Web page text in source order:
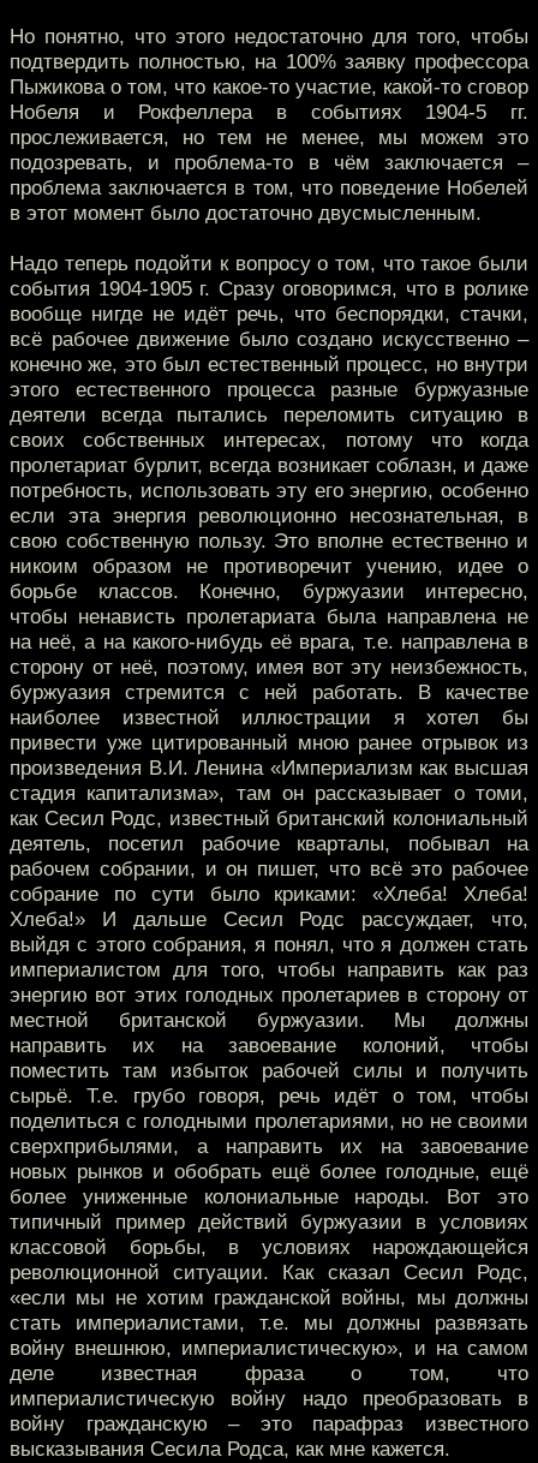
Но понятно, что этого недостаточно для того, чтобы
подтвердить полностью, на 100% заявку профессора
Пыжикова о том, что какое-то участие, какой-то сговор
Нобеля и Рокфеллера в событиях 1904-5 гг.
прослеживается, но тем не менее, мы можем это
подозревать, и проблема-то в чём заключается –
проблема заключается в том, что поведение Нобелей
в этот момент было достаточно двусмысленным.
Надо теперь подойти к вопросу о том, что такое были
события 1904-1905 г. Сразу оговоримся, что в ролике
вообще нигде не идёт речь, что беспорядки, стачки,
всё рабочее движение было создано искусственно –
конечно же, это был естественный процесс, но внутри
этого естественного процесса разные буржуазные
деятели всегда пытались переломить ситуацию в
своих собственных интересах, потому что когда
пролетариат бурлит, всегда возникает соблазн, и даже
потребность, использовать эту его энергию, особенно
если эта энергия революционно несознательная, в
свою собственную пользу. Это вполне естественно и
никоим образом не противоречит учению, идее о
борьбе классов. Конечно, буржуазии интересно,
чтобы ненависть пролетариата была направлена не
на неё, а на какого-нибудь её врага, т.е. направлена в
сторону от неё, поэтому, имея вот эту неизбежность,
буржуазия стремится с ней работать. В качестве
наиболее известной иллюстрации я хотел бы
привести уже цитированный мною ранее отрывок из
произведения В.И. Ленина «Империализм как высшая
стадия капитализма», там он рассказывает о томи,
как Сесил Родс, известный британский колониальный
деятель, посетил рабочие кварталы, побывал на
рабочем собрании, и он пишет, что всё это рабочее
собрание по сути было криками: «Хлеба! Хлеба!
Хлеба!» И дальше Сесил Родс рассуждает, что,
выйдя с этого собрания, я понял, что я должен стать
империалистом для того, чтобы направить как раз
энергию вот этих голодных пролетариев в сторону от
местной британской буржуазии. Мы должны
направить их на завоевание колоний, чтобы
поместить там избыток рабочей силы и получить
сырьё. Т.е. грубо говоря, речь идёт о том, чтобы
поделиться с голодными пролетариями, но не своими
сверхприбылями, а направить их на завоевание
новых рынков и обобрать ещё более голодные, ещё
более униженные колониальные народы. Вот это
типичный пример действий буржуазии в условиях
классовой борьбы, в условиях нарождающейся
революционной ситуации. Как сказал Сесил Родс,
«если мы не хотим гражданской войны, мы должны
стать империалистами, т.е. мы должны развязать
войну внешнюю, империалистическую», и на самом
деле известная фраза о том, что
империалистическую войну надо преобразовать в
войну гражданскую – это парафраз известного
высказывания Сесила Родса, как мне кажется.